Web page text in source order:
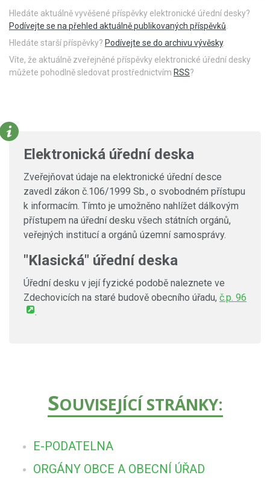
Hledáte aktuálně vyvěšené příspěvky elektronické úřední desky?
Podívejte se na přehled aktuálně publikovaných příspěvků
Hledáte starší příspěvky? Podívejte se do archivu vývěsky.
Víte, že aktuálně zveřejněné příspěvky elektronické úřední desky
můžete pohodlně sledovat prostřednictvím RSS?
Elektronická úřední deska
Zveřejňovat údaje na elektronické úřední desce
zavedl zákon č.106/1999 Sb., o svobodném přístupu
k informacím. Tímto je umožněno nahlížet dálkovým
přístupem na úřední desku všech státních orgánů,
veřejných institucí a orgánů územní samosprávy.
"Klasická" úřední deska
Úřední desku v její fyzické podobě naleznete ve
Zdechovicích na staré budově obecního úřadu, č.p. 96
.
SOUVISEJÍCÍ STRÁNKY:
E-PODATELNA
ORGÁNY OBCE A OBECNÍ ÚŘAD